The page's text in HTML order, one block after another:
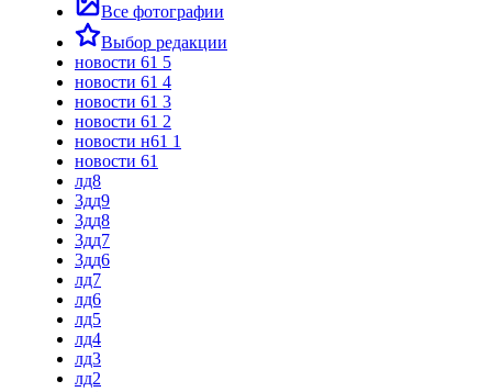
Все фотографии
Выбор редакции
новости 61 5
новости 61 4
новости 61 3
новости 61 2
новости н61 1
новости 61
лд8
3дд9
3дд8
3дд7
3дд6
лд7
лд6
лд5
лд4
лд3
лд2